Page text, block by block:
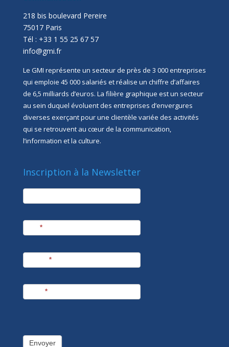
218 bis boulevard Pereire
75017 Paris
Tél : +33 1 55 25 67 57
info@gmi.fr
Le GMI représente un secteur de près de 3 000 entreprises
qui emploie 45 000 salariés et réalise un chiffre d’affaires
de 6,5 milliards d’euros. La filière graphique est un secteur
au sein duquel évoluent des entreprises d’envergures
diverses exerçant pour une clientèle variée des activités
qui se retrouvent au cœur de la communication,
l’information et la culture.
Inscription à la Newsletter
newsletter
*
*
*
Envoyer